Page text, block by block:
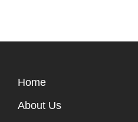
Home
About Us